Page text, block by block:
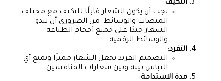
التكيف:
يجب أن يكون الشعار قابلًا للتكيف مع مختلف
المنصات والوسائط. من الضروري أن يبدو
الشعار جيدًا على جميع أحجام الطباعة
والوسائط الرقمية.
التفرد:
التصميم الفريد يجعل الشعار مميزًا ويمنع أي
التباس بينه وبين شعارات المنافسين.
مدة الاستدامة: